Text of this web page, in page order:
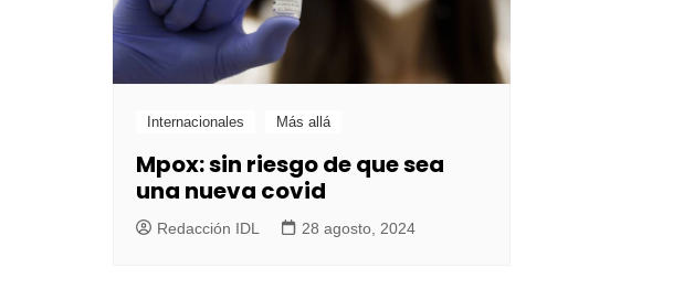
Internacionales Más allá
Mpox: sin riesgo de que sea
una nueva covid
Redacción IDL 28 agosto, 2024